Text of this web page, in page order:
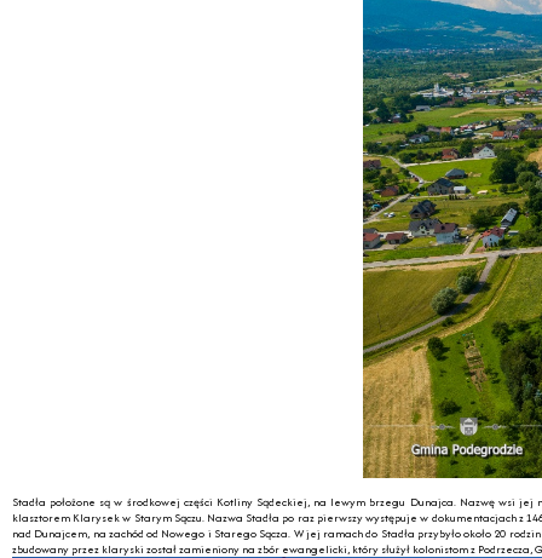
Stadła położone są w środkowej części Kotliny Sądeckiej, na lewym brzegu Dunajca. Nazwę wsi
klasztorem Klarysek w Starym Sączu. Nazwa Stadła po raz pierwszy występuje w dokumentacjach z
nad Dunajcem, na zachód od Nowego i Starego Sącza. W jej ramach do Stadła przybyło około 20
zbudowany przez klaryski został zamieniony na zbór ewangelicki, który służył kolonistom z